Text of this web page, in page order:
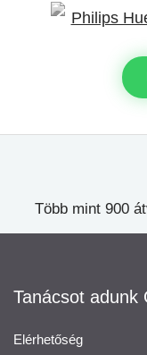
Több mint 900
Tanácsot adunk
Elérhetőség